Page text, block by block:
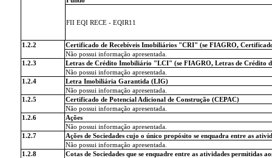
FII EQI RECE - EQIR11
1.2.2
Certificado de Recebíveis Imobiliários "CRI" (se FIAGRO,
Não possui informação apresentada.
1.2.3
Letras de Crédito Imobiliário "LCI" (se FIAGRO, Letras de Crédito
Não possui informação apresentada.
1.2.4
Letra Imobiliária Garantida (LIG)
Não possui informação apresentada.
1.2.5
Certificado de Potencial Adicional de Construção (CEPAC)
Não possui informação apresentada.
1.2.6
Ações
Não possui informação apresentada.
1.2.7
Ações de Sociedades cujo o único propósito se enquadra entre as
Não possui informação apresentada.
1.2.8
Cotas de Sociedades que se enquadre entre as atividades permitidas